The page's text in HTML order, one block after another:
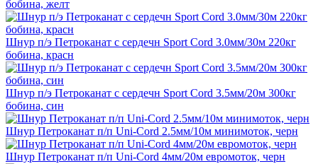
бобина, желт
Шнур п/э Петроканат с сердечн Sport Cord 3.0мм/30м 220кг
бобина, красн
Шнур п/э Петроканат с сердечн Sport Cord 3.5мм/20м 300кг
бобина, син
Шнур Петроканат п/п Uni-Cord 2.5мм/10м минимоток, черн
Шнур Петроканат п/п Uni-Cord 4мм/20м евромоток, черн